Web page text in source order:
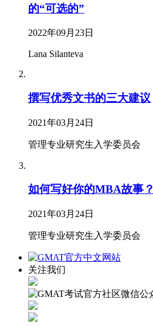
的“可选的”
2022年09月23日
Lana Silanteva
撰写优秀文书的三大建议
2021年03月24日
管理专业研究生入学委员会
如何写好你的MBA故事？
2021年03月24日
管理专业研究生入学委员会
关注我们